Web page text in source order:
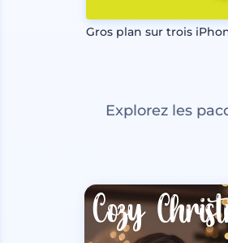
Gros plan sur trois
Explorez les